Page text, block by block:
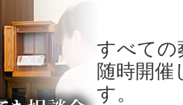
すべての
随時開催
す。